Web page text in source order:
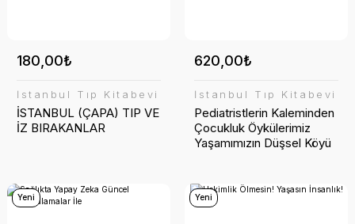
180,00₺
İstanbul Tıp Kitabevi
İSTANBUL (ÇAPA) TIP VE
İZ BIRAKANLAR
620,00₺
İstanbul Tıp Kitabevi
Pediatristlerin Kaleminden
Çocukluk Öykülerimiz
Yaşamımızın Düşsel Köyü
Yeni Yeni